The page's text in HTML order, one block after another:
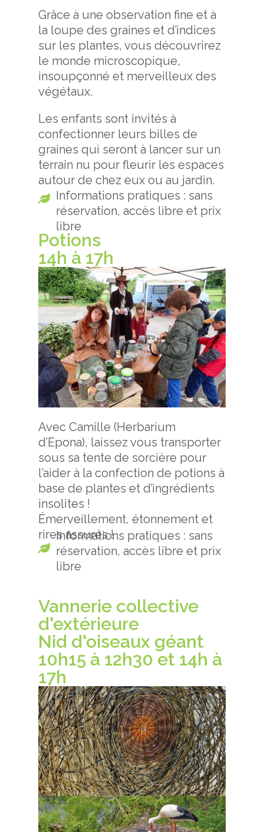
Grâce à une observation fine et à
la loupe des graines et d’indices
sur les plantes, vous découvrirez
le monde microscopique,
insoupçonné et merveilleux des
végétaux.
Les enfants sont invités à
confectionner leurs billes de
graines qui seront à lancer sur un
terrain nu pour fleurir les espaces
autour de chez eux ou au jardin.
Informations pratiques : sans
réservation, accès libre et prix
libre
Potions
14h à 17h
Avec Camille (Herbarium
d’Epona), laissez vous transporter
sous sa tente de sorcière pour
l’aider à la confection de potions à
base de plantes et d’ingrédients
insolites !
Émerveillement, étonnement et
rires assurés !
Informations pratiques : sans
réservation, accès libre et prix
libre
Vannerie collective
d'extérieure
Nid d'oiseaux géant
10h15 à 12h30 et 14h à
17h